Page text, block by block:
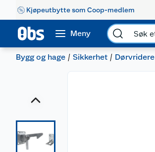
Kjøpeutbytte som Coop-medlem
Meny
Bygg og hage Sikkerhet Dørvridere